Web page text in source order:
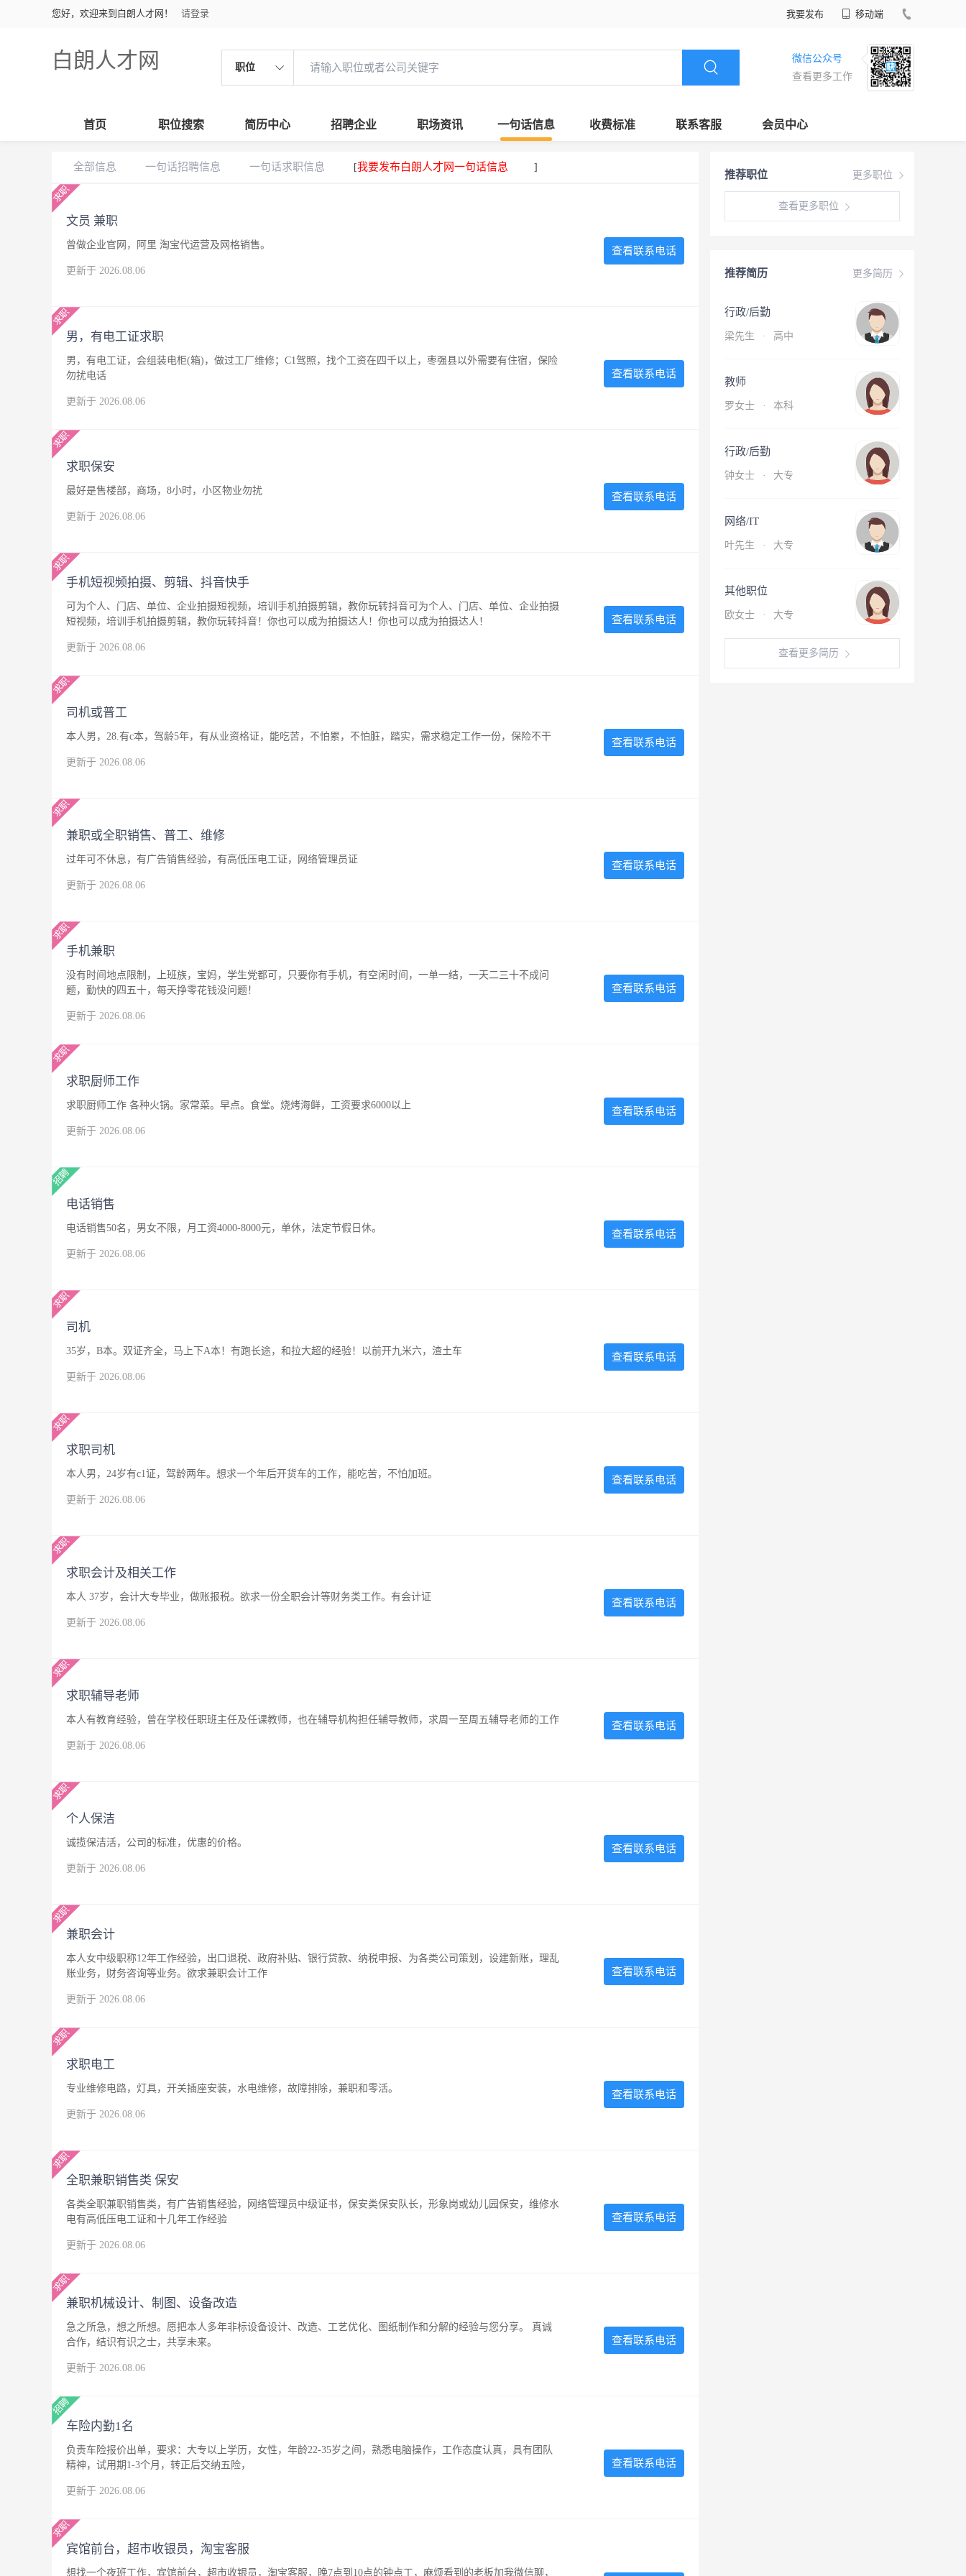
您好，欢迎来到白朗人才网！ 请登录 我要发布 移动端
白朗人才网 职位
微信公众号
查看更多工作
首页 职位搜索 简历中心 招聘企业 职场资讯 一句话信息 收费标准 联系客服 会员中心
更多职位
推荐职位
查看更多职位
更多简历
推荐简历
行政/后勤
梁先生 · 高中
教师
罗女士 · 本科
行政/后勤
钟女士 · 大专
网络/IT
叶先生 · 大专
其他职位
欧女士 · 大专
查看更多简历
全部信息 一句话招聘信息 一句话求职信息 [我要发布白朗人才网一句话信息 ]
文员 兼职
曾做企业官网，阿里 淘宝代运营及网格销售。
更新于 2026.08.06
查看联系电话
男，有电工证求职
男，有电工证，会组装电柜(箱)，做过工厂维修；C1驾照，找个工资在四千以上，枣强县以外需要有住宿，保险
勿扰电话
更新于 2026.08.06
查看联系电话
求职保安
最好是售楼部，商场，8小时，小区物业勿扰
更新于 2026.08.06
查看联系电话
手机短视频拍摄、剪辑、抖音快手
可为个人、门店、单位、企业拍摄短视频，培训手机拍摄剪辑，教你玩转抖音可为个人、门店、单位、企业拍摄
短视频，培训手机拍摄剪辑，教你玩转抖音！你也可以成为拍摄达人！你也可以成为拍摄达人！
更新于 2026.08.06
查看联系电话
司机或普工
本人男，28.有c本，驾龄5年，有从业资格证，能吃苦，不怕累，不怕脏，踏实，需求稳定工作一份，保险不干
更新于 2026.08.06
查看联系电话
兼职或全职销售、普工、维修
过年可不休息，有广告销售经验，有高低压电工证，网络管理员证
更新于 2026.08.06
查看联系电话
手机兼职
没有时间地点限制，上班族，宝妈，学生党都可，只要你有手机，有空闲时间，一单一结，一天二三十不成问
题，勤快的四五十，每天挣零花钱没问题！
更新于 2026.08.06
查看联系电话
求职厨师工作
求职厨师工作 各种火锅。家常菜。早点。食堂。烧烤海鲜，工资要求6000以上
更新于 2026.08.06
查看联系电话
电话销售
电话销售50名，男女不限，月工资4000-8000元，单休，法定节假日休。
更新于 2026.08.06
查看联系电话
司机
35岁，B本。双证齐全，马上下A本！有跑长途，和拉大超的经验！以前开九米六，渣土车
更新于 2026.08.06
查看联系电话
求职司机
本人男，24岁有c1证，驾龄两年。想求一个年后开货车的工作，能吃苦，不怕加班。
更新于 2026.08.06
查看联系电话
求职会计及相关工作
本人 37岁，会计大专毕业，做账报税。欲求一份全职会计等财务类工作。有会计证
更新于 2026.08.06
查看联系电话
求职辅导老师
本人有教育经验，曾在学校任职班主任及任课教师，也在辅导机构担任辅导教师，求周一至周五辅导老师的工作
更新于 2026.08.06
查看联系电话
个人保洁
诚揽保洁活，公司的标准，优惠的价格。
更新于 2026.08.06
查看联系电话
兼职会计
本人女中级职称12年工作经验，出口退税、政府补贴、银行贷款、纳税申报、为各类公司策划，设建新账，理乱
账业务，财务咨询等业务。欲求兼职会计工作
更新于 2026.08.06
查看联系电话
求职电工
专业维修电路，灯具，开关插座安装，水电维修，故障排除，兼职和零活。
更新于 2026.08.06
查看联系电话
全职兼职销售类 保安
各类全职兼职销售类，有广告销售经验，网络管理员中级证书，保安类保安队长，形象岗或幼儿园保安，维修水
电有高低压电工证和十几年工作经验
更新于 2026.08.06
查看联系电话
兼职机械设计、制图、设备改造
急之所急，想之所想。愿把本人多年非标设备设计、改造、工艺优化、图纸制作和分解的经验与您分享。 真诚
合作，结识有识之士，共享未来。
更新于 2026.08.06
查看联系电话
车险内勤1名
负责车险报价出单，要求：大专以上学历，女性，年龄22-35岁之间，熟悉电脑操作，工作态度认真，具有团队
精神，试用期1-3个月，转正后交纳五险，
更新于 2026.08.06
查看联系电话
宾馆前台，超市收银员，淘宝客服
想找一个夜班工作，宾馆前台，超市收银员，淘宝客服，晚7点到10点的钟点工，麻烦看到的老板加我微信聊，